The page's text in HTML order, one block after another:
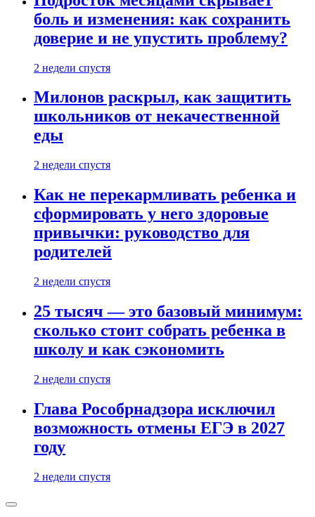
боль и изменения: как сохранить
доверие и не упустить проблему?
2 недели спустя
Милонов раскрыл, как защитить
школьников от некачественной
еды
2 недели спустя
Как не перекармливать ребенка и
сформировать у него здоровые
привычки: руководство для
родителей
2 недели спустя
25 тысяч — это базовый минимум:
сколько стоит собрать ребенка в
школу и как сэкономить
2 недели спустя
Глава Рособрнадзора исключил
возможность отмены ЕГЭ в 2027
году
2 недели спустя